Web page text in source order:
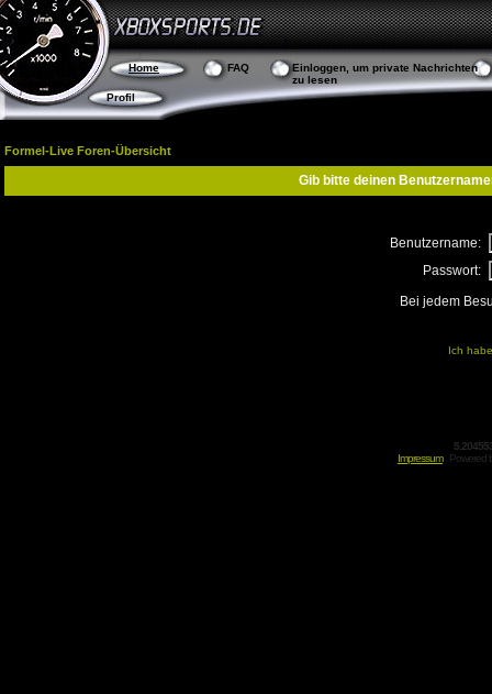
FAQ
Einloggen, um private Nachrichten
zu lesen
Profil
Home
Formel-Live Foren-Übersicht
Gib bitte deinen
Benutzername:
Passwort:
Bei jedem
Ich
Impressum
Powered